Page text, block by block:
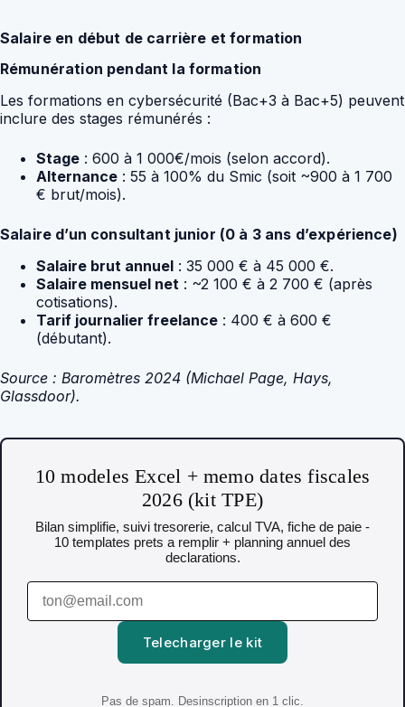
Salaire en début de carrière et formation
Rémunération pendant la formation
Les formations en cybersécurité (Bac+3 à Bac+5) peuvent
inclure des stages rémunérés :
Stage : 600 à 1 000€/mois (selon accord).
Alternance : 55 à 100% du Smic (soit ~900 à 1 700
€ brut/mois).
Salaire d’un consultant junior (0 à 3 ans d’expérience)
Salaire brut annuel : 35 000 € à 45 000 €.
Salaire mensuel net : ~2 100 € à 2 700 € (après
cotisations).
Tarif journalier freelance : 400 € à 600 €
(débutant).
Source : Baromètres 2024 (Michael Page, Hays,
Glassdoor).
10 modeles Excel + memo dates fiscales
2026 (kit TPE)
Bilan simplifie, suivi tresorerie, calcul TVA, fiche de paie -
10 templates prets a remplir + planning annuel des
declarations.
Telecharger le kit
Pas de spam. Desinscription en 1 clic.